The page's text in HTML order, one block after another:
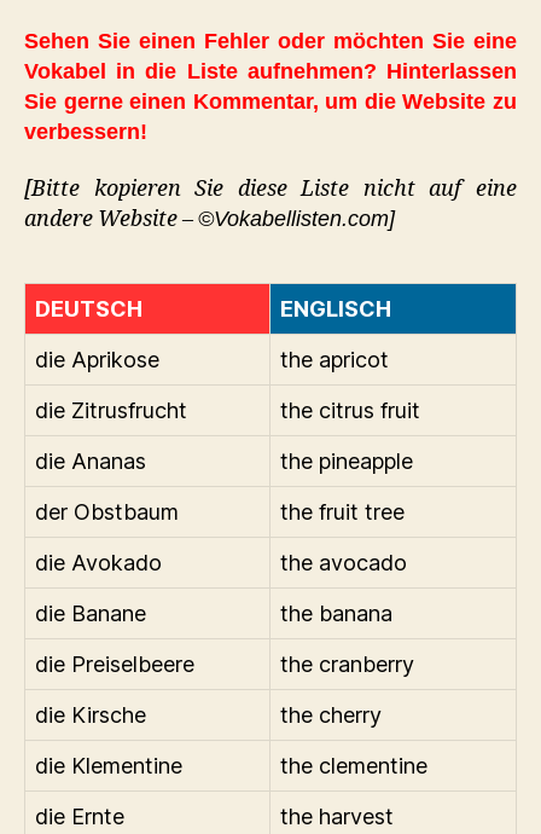
Sehen Sie einen Fehler oder möchten Sie eine
Vokabel in die Liste aufnehmen? Hinterlassen
Sie gerne einen Kommentar, um die Website zu
verbessern!
[Bitte kopieren Sie diese Liste nicht auf eine
andere Website – ©Vokabellisten.com]
DEUTSCH
ENGLISCH
die Aprikose
the apricot
die Zitrusfrucht
the citrus fruit
die Ananas
the pineapple
der Obstbaum
the fruit tree
die Avokado
the avocado
die Banane
the banana
die Preiselbeere
the cranberry
die Kirsche
the cherry
die Klementine
the clementine
die Ernte
the harvest